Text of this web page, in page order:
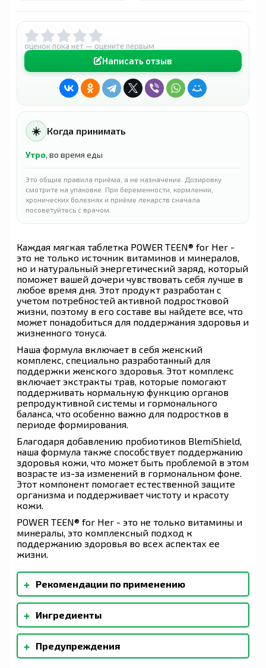
оценок пока нет — оцените первым
Написать отзыв
☀️ Когда принимать
Утро, во время еды
Это общие правила приёма, а не назначение. Дозировку
смотрите на упаковке. При беременности, кормлении,
хронических болезнях и приёме лекарств сначала
посоветуйтесь с врачом.
Каждая мягкая таблетка POWER TEEN® for Her -
это не только источник витаминов и минералов,
но и натуральный энергетический заряд, который
поможет вашей дочери чувствовать себя лучше в
любое время дня. Этот продукт разработан с
учетом потребностей активной подростковой
жизни, поэтому в его составе вы найдете все, что
может понадобиться для поддержания здоровья и
жизненного тонуса.
Наша формула включает в себя женский
комплекс, специально разработанный для
поддержки женского здоровья. Этот комплекс
включает экстракты трав, которые помогают
поддерживать нормальную функцию органов
репродуктивной системы и гормонального
баланса, что особенно важно для подростков в
периоде формирования.
Благодаря добавлению пробиотиков BlemiShield,
наша формула также способствует поддержанию
здоровья кожи, что может быть проблемой в этом
возрасте из-за изменений в гормональном фоне.
Этот компонент помогает естественной защите
организма и поддерживает чистоту и красоту
кожи.
POWER TEEN® for Her - это не только витамины и
минералы, это комплексный подход к
поддержанию здоровья во всех аспектах ее
жизни.
+ Рекомендации по применению
Девушкам принимать две таблетки один раз в
день в качестве пищевой добавки.
+ Ингредиенты
Ксилитол, натуральных ароматизаторов,
натуральный ароматизатор «Малина»,
натуральный ароматизатор «Вишня», лимонная
+ Предупреждения